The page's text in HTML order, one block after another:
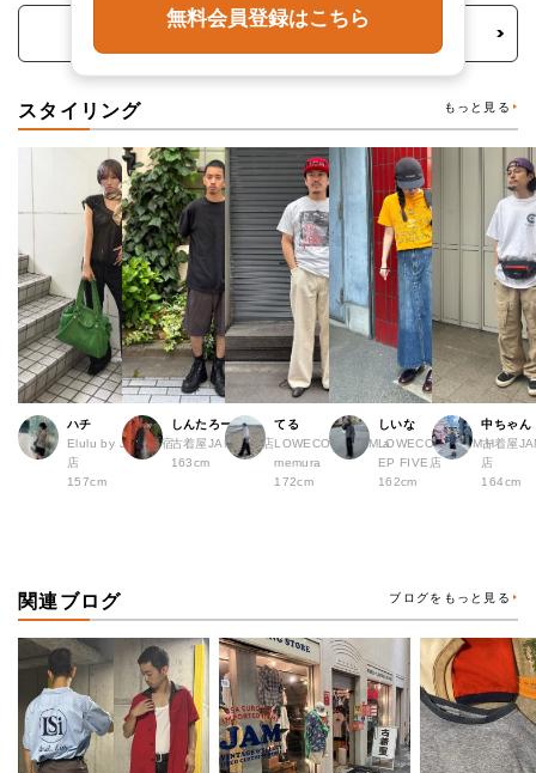
トピックス・特集をもっと見る
スタイリング もっと見る
ハチ
Elulu by JAM 原宿
店
157cm
しんたろー
古着屋JAM 仙台店
163cm
てる
LOWECO by JAM a
memura
172cm
しいな
LOWECO by JAM H
EP FIVE店
162cm
中ちゃん
古着屋
店
164cm
関連ブログ ブログをもっと見る
無料会員登録はこちら